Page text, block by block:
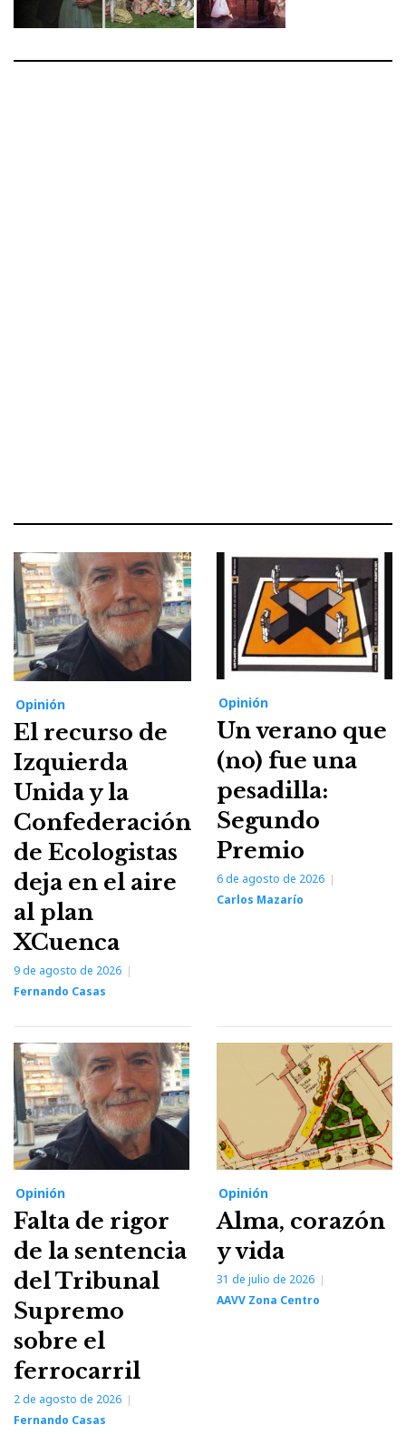
Opinión
El recurso de
Izquierda
Unida y la
Confederación
de Ecologistas
deja en el aire
al plan
XCuenca
9 de agosto de 2026
Fernando Casas
Opinión
Un verano que
(no) fue una
pesadilla:
Segundo
Premio
6 de agosto de 2026
Carlos Mazarío
Opinión
Falta de rigor
de la sentencia
del Tribunal
Supremo
sobre el
ferrocarril
2 de agosto de 2026
Fernando Casas
Opinión
Alma, corazón
y vida
31 de julio de 2026
AAVV Zona Centro